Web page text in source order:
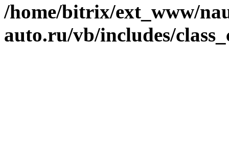
/home/bitrix/ext_www/
auto.ru/vb/includes/